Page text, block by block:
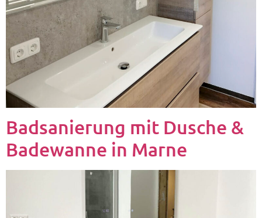
Badsanierung mit Dusche &
Badewanne in Marne